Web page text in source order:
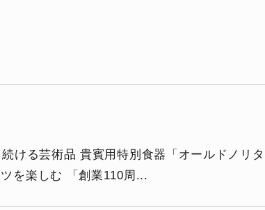
ける芸術品 貴賓用特別食器「オールドノリタ
を楽しむ 「創業110周...